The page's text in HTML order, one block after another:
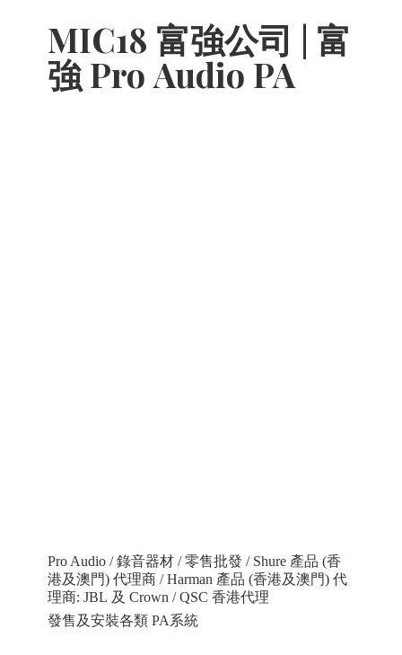
MIC18 富強公司 | 富
強 Pro Audio PA
Pro Audio / 錄音器材 / 零售批發 / Shure 產品 (香
港及澳門) 代理商 / Harman 產品 (香港及澳門) 代
理商: JBL 及 Crown / QSC 香港代理
發售及安裝各類 PA系統